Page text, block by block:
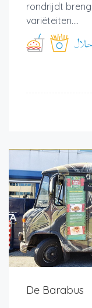
rondrijdt
variëteiten....
De Barabus